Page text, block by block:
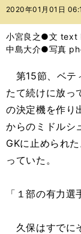
ー
バ
2020年01月01日
小宮良之●文 text
中島大介●写真
第15節、ベテ
たて続けに放っ
の決定機を作り
からのミドルシ
GKに止められ
っていた。
「１部の有力選
久保はすでに